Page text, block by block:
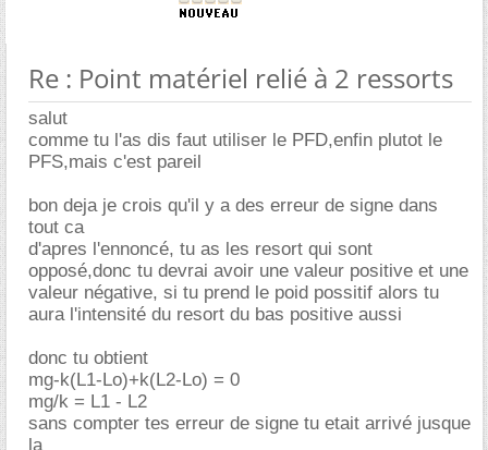
Re : Point matériel relié à 2 ressorts
salut
comme tu l'as dis faut utiliser le PFD,enfin plutot le
PFS,mais c'est pareil
bon deja je crois qu'il y a des erreur de signe dans
tout ca
d'apres l'ennoncé, tu as les resort qui sont
opposé,donc tu devrai avoir une valeur positive et une
valeur négative, si tu prend le poid possitif alors tu
aura l'intensité du resort du bas positive aussi
donc tu obtient
mg-k(L1-Lo)+k(L2-Lo) = 0
mg/k = L1 - L2
sans compter tes erreur de signe tu etait arrivé jusque
la